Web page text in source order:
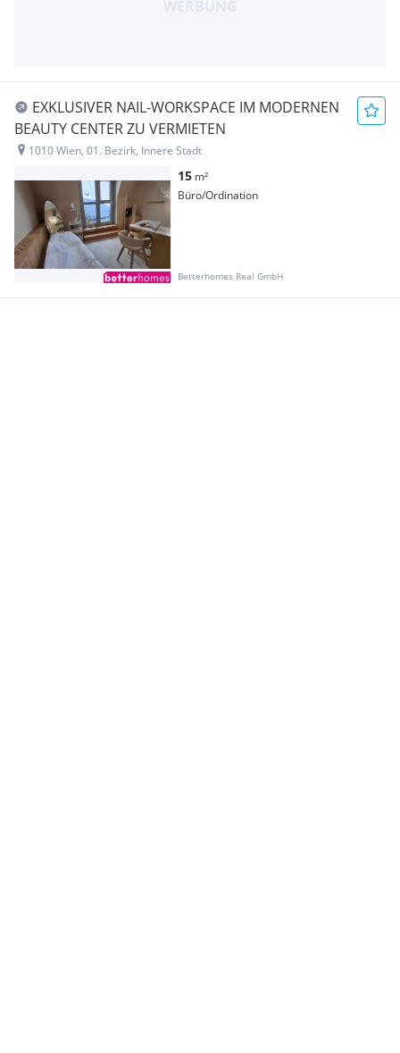
EXKLUSIVER NAIL-WORKSPACE IM MODERNEN
BEAUTY CENTER ZU VERMIETEN
1010 Wien, 01. Bezirk, Innere Stadt
15 m²
Büro/Ordination
Betterhomes Real GmbH